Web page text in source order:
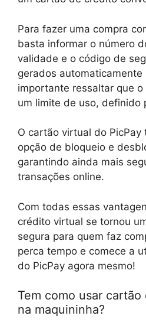
Para fazer uma compra
basta informar o número
validade e o código de
gerados automaticamente
importante ressaltar que
um limite de uso, definido
O cartão virtual do PicPay
opção de bloqueio e
garantindo ainda mais
transações online.
Com todas essas
crédito virtual se tornou
segura para quem faz
perca tempo e comece a
do PicPay agora mesmo!
Tem como usar
na maquininha?